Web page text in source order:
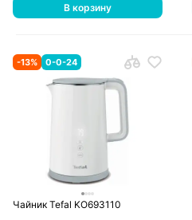
В корзину
-13% 0-0-24
Чайник Tefal KO693110